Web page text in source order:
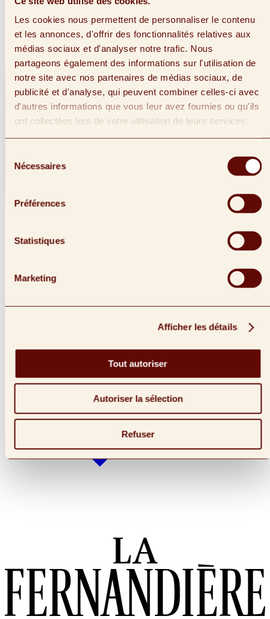
Les cookies nous permettent de personnaliser le contenu
et les annonces, d'offrir des fonctionnalités relatives aux
médias sociaux et d'analyser notre trafic. Nous
partageons également des informations sur l'utilisation de
notre site avec nos partenaires de médias sociaux, de
publicité et d'analyse, qui peuvent combiner celles-ci avec
d'autres informations que vous leur avez fournies ou qu'ils
ont collectées lors de votre utilisation de leurs services.
Nécessaires
Préférences
Statistiques
Marketing
Afficher les détails
Tout autoriser
Autoriser la sélection
Refuser
Contact
Demande de commandite